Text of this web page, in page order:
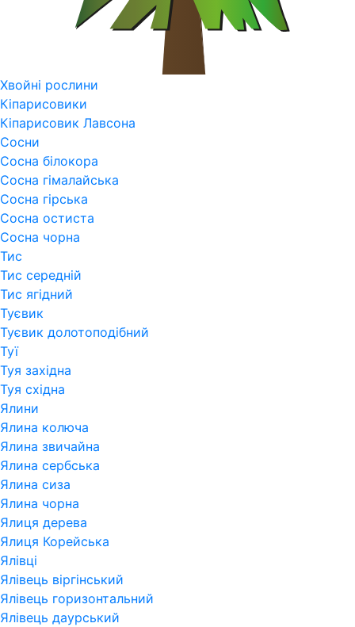
Хвойні рослини
Кіпарисовики
Кіпарисовик Лавсона
Сосни
Сосна білокора
Сосна гімалайська
Сосна гірська
Сосна остиста
Сосна чорна
Тис
Тис середній
Тис ягідний
Туєвик
Туєвик долотоподібний
Туї
Туя західна
Туя східна
Ялини
Ялина колюча
Ялина звичайна
Ялина сербська
Ялина сиза
Ялина чорна
Ялиця дерева
Ялиця Корейська
Ялівці
Ялівець віргінський
Ялівець горизонтальний
Ялівець даурський